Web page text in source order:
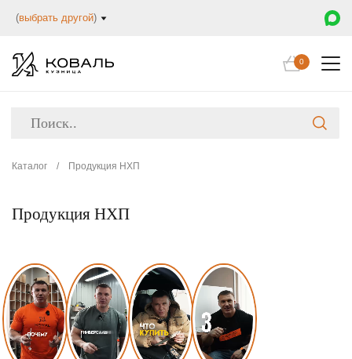
(выбрать другой)
0
Каталог / Продукция НХП
Продукция НХП